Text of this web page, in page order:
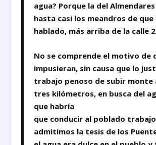
agua? Porque la del
hasta casi los meandros de que
hablado, más arriba de la calle
No se comprende el motivo de
impusieran, sin causa que lo
trabajo penoso de subir monte
tres kilómetros, en busca del
que habría
que conducir al poblado
admitimos la tesis de los